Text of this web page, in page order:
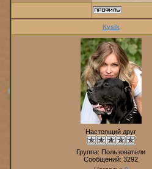
Kysik
Настоящий друг
Группа: Пользователи
Сообщений:3292